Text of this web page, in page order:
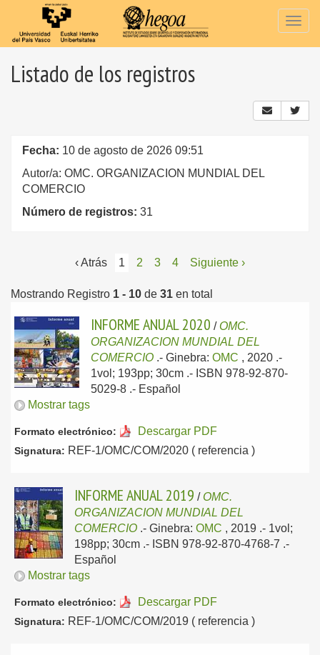
Listado de los registros
Fecha: 10 de agosto de 2026 09:51
Autor/a: OMC. ORGANIZACION MUNDIAL DEL
COMERCIO
Número de registros: 31
‹ Atrás 1 2 3 4 Siguiente ›
Mostrando Registro 1 - 10 de 31 en total
INFORME ANUAL 2020 / OMC.
ORGANIZACION MUNDIAL DEL
COMERCIO .- Ginebra: OMC , 2020 .-
1vol; 193pp; 30cm .- ISBN 978-92-870-
5029-8 .- Español
Mostrar tags
Formato electrónico: Descargar PDF
Signatura: REF-1/OMC/COM/2020 ( referencia )
INFORME ANUAL 2019 / OMC.
ORGANIZACION MUNDIAL DEL
COMERCIO .- Ginebra: OMC , 2019 .- 1vol;
198pp; 30cm .- ISBN 978-92-870-4768-7 .-
Español
Mostrar tags
Formato electrónico: Descargar PDF
Signatura: REF-1/OMC/COM/2019 ( referencia )